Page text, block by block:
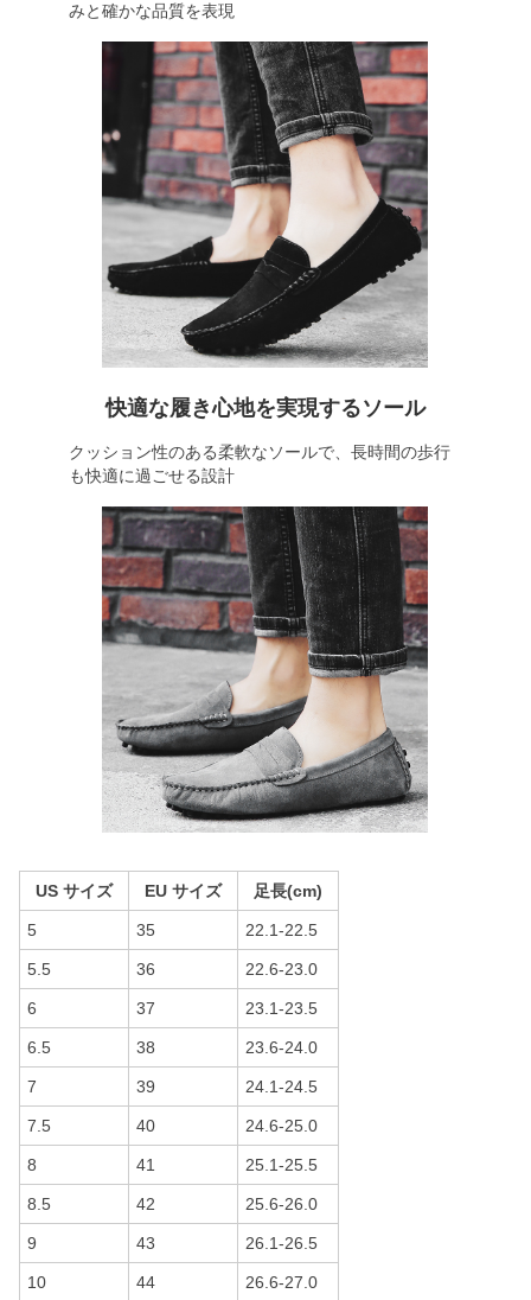
みと確かな品質を表現
快適な履き心地を実現するソール
クッション性のある柔軟なソールで、長時間の歩行
も快適に過ごせる設計
US サイズ EU サイズ 足長(cm)
5 35 22.1-22.5
5.5 36 22.6-23.0
6 37 23.1-23.5
6.5 38 23.6-24.0
7 39 24.1-24.5
7.5 40 24.6-25.0
8 41 25.1-25.5
8.5 42 25.6-26.0
9 43 26.1-26.5
10 44 26.6-27.0